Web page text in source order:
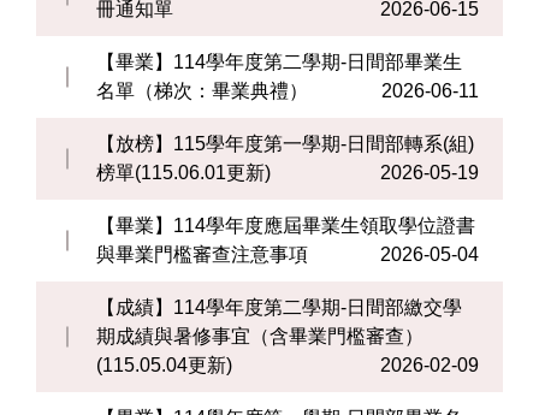
冊通知單 2026-06-15
【畢業】114學年度第二學期-日間部畢業生
名單（梯次：畢業典禮）
2026-06-11
【放榜】115學年度第一學期-日間部轉系(組)
榜單(115.06.01更新)
2026-05-19
【畢業】114學年度應屆畢業生領取學位證書
與畢業門檻審查注意事項
2026-05-04
【成績】114學年度第二學期-日間部繳交學
期成績與暑修事宜（含畢業門檻審查）
(115.05.04更新)
2026-02-09